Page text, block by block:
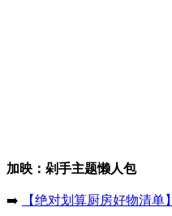
加映：剁手主题懒人包
➡️ 【绝对划算厨房好物清单】